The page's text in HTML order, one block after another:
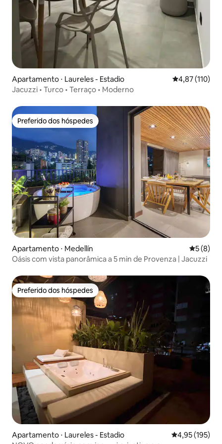
Apartamento ⋅ Laureles - Estadio 4,87 de uma
4,87 (110)
Jacuzzi • Turco • Terraço • Moderno
Preferido dos hóspedes
Preferido dos hóspedes
Apartamento ⋅ Medellín 5 de
5 (8)
Oásis com vista panorâmica a 5 min de Provenza | Jacuzzi
Preferido dos hóspedes
Preferido dos hóspedes
Apartamento ⋅ Laureles - Estadio 4,95 de uma
4,95 (195)